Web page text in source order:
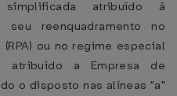
atribuído à
reenquadramento no
ou no regime especial
atribuído a Empresa de
o disposto nas alíneas "a"